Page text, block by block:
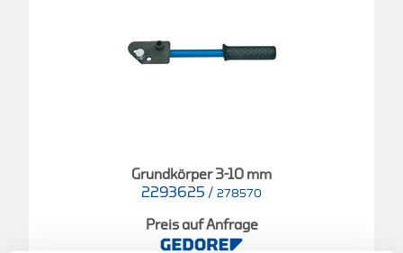
Grundkörper 3-10 mm
2293625 / 278570
Preis auf Anfrage